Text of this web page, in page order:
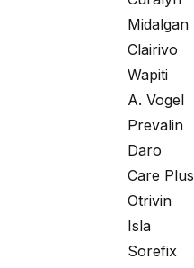
Midalgan
Clairivo
Wapiti
A. Vogel
Prevalin
Daro
Care Plus
Otrivin
Isla
Sorefix